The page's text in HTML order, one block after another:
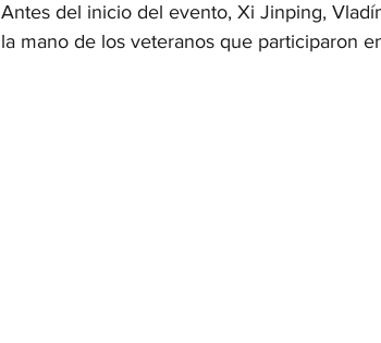
Antes del inicio del evento, Xi Jinping,
la mano de los veteranos que participaron